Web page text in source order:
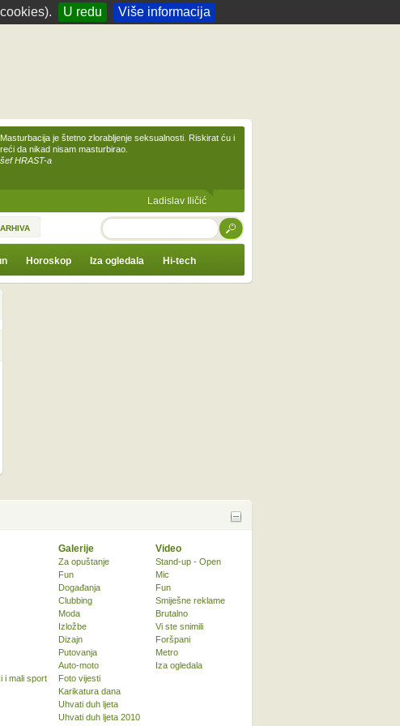
U redu Više informacija
Masturbacija je štetno zlorabljenje seksualnosti. Riskirat ću i
reći da nikad nisam masturbirao.
šef HRAST-a
Ladislav Iličić
ARHIVA TRAŽI
Horoskop Iza ogledala Hi-tech
i mali sport
Galerije
Za opuštanje
Fun
Događanja
Clubbing
Moda
Izložbe
Dizajn
Putovanja
Auto-moto
Foto vijesti
Karikatura dana
Uhvati duh ljeta
Uhvati duh ljeta 2010
Video
Stand-up - Open
Mic
Fun
Smiješne reklame
Brutalno
Vi ste snimili
Foršpani
Metro
Iza ogledala